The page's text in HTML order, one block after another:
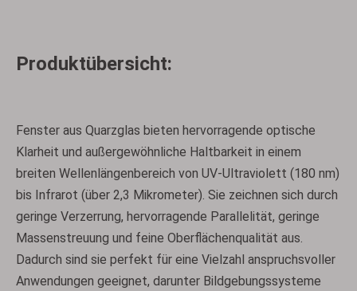
Produktübersicht:
Fenster aus Quarzglas bieten hervorragende optische
Klarheit und außergewöhnliche Haltbarkeit in einem
breiten Wellenlängenbereich von UV-Ultraviolett (180 nm)
bis Infrarot (über 2,3 Mikrometer). Sie zeichnen sich durch
geringe Verzerrung, hervorragende Parallelität, geringe
Massenstreuung und feine Oberflächenqualität aus.
Dadurch sind sie perfekt für eine Vielzahl anspruchsvoller
Anwendungen geeignet, darunter Bildgebungssysteme